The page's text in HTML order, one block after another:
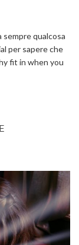
sempre qualcosa
per sapere che
fit in when you